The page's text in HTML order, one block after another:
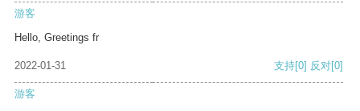
游客
Hello, Greetings fr
2022-01-31 支持[0] 反对[0]
游客